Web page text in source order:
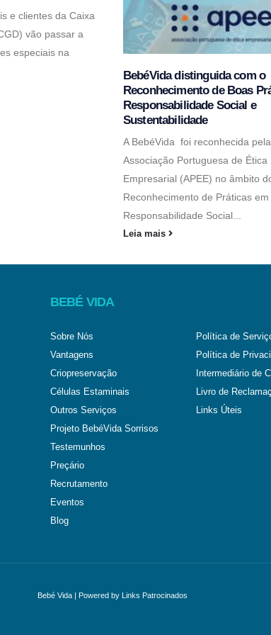
e clientes da Caixa
vão passar a
especiais na
BebéVida distinguida com o
Reconhecimento de Boas
Responsabilidade Social e
Sustentabilidade
A BebéVida foi reconhecida pela
Associação Portuguesa de Ética
Empresarial (APEE) no âmbito
Reconhecimento de Práticas em
Responsabilidade Social...
Leia mais
BEBÉ VIDA
Sobre Nós
Vantagens
Criopreservação
Células Estaminais
Outros Serviços
Projeto BebéVida Sorrisos
Testemunhos
Preçário
Recrutamento
Eventos
Blog
Política de
Política de
Intermediário de
Livro de
Links Úteis
Bebé Vida | Powered by Links Patrocinados